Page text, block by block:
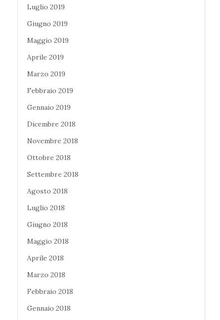
Luglio 2019
Giugno 2019
Maggio 2019
Aprile 2019
Marzo 2019
Febbraio 2019
Gennaio 2019
Dicembre 2018
Novembre 2018
Ottobre 2018
Settembre 2018
Agosto 2018
Luglio 2018
Giugno 2018
Maggio 2018
Aprile 2018
Marzo 2018
Febbraio 2018
Gennaio 2018